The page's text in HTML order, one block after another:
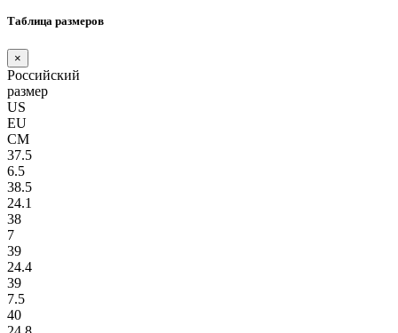
Таблица размеров
×
Российский
размер
US
EU
СМ
37.5
6.5
38.5
24.1
38
7
39
24.4
39
7.5
40